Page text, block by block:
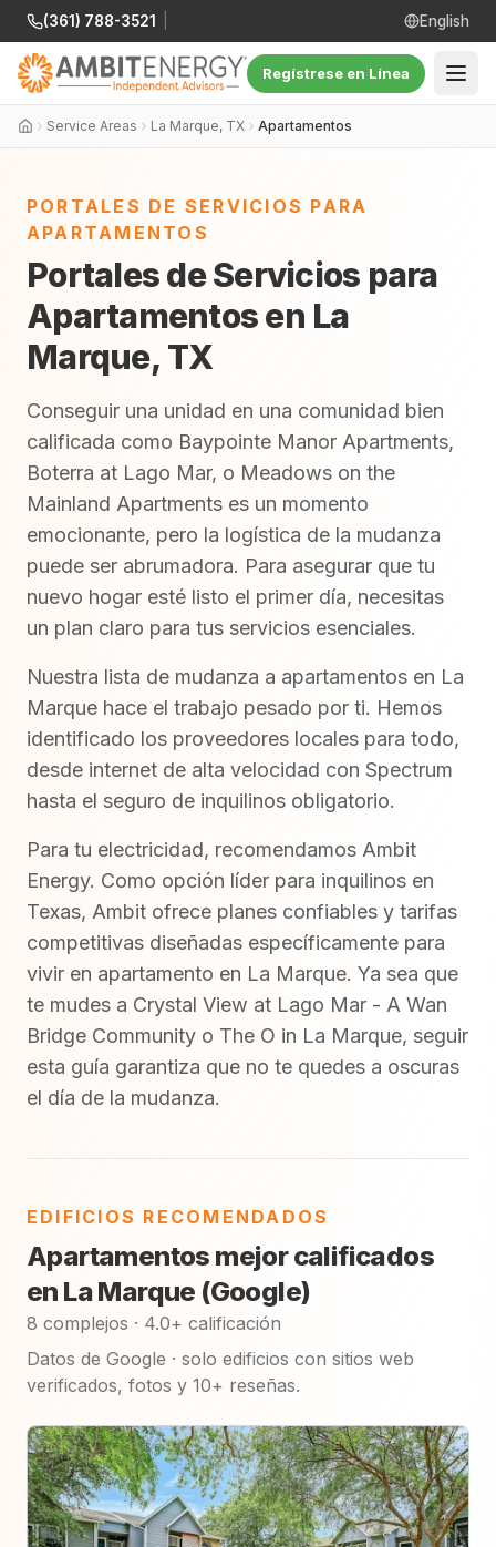
(361) 788-3521 English
Regístrese en Línea
Service Areas La Marque, TX Apartamentos
PORTALES DE SERVICIOS PARA
APARTAMENTOS
Portales de Servicios para
Apartamentos en La
Marque, TX
Conseguir una unidad en una comunidad bien
calificada como Baypointe Manor Apartments,
Boterra at Lago Mar, o Meadows on the
Mainland Apartments es un momento
emocionante, pero la logística de la mudanza
puede ser abrumadora. Para asegurar que tu
nuevo hogar esté listo el primer día, necesitas
un plan claro para tus servicios esenciales.
Nuestra lista de mudanza a apartamentos en La
Marque hace el trabajo pesado por ti. Hemos
identificado los proveedores locales para todo,
desde internet de alta velocidad con Spectrum
hasta el seguro de inquilinos obligatorio.
Para tu electricidad, recomendamos Ambit
Energy. Como opción líder para inquilinos en
Texas, Ambit ofrece planes confiables y tarifas
competitivas diseñadas específicamente para
vivir en apartamento en La Marque. Ya sea que
te mudes a Crystal View at Lago Mar - A Wan
Bridge Community o The O in La Marque, seguir
esta guía garantiza que no te quedes a oscuras
el día de la mudanza.
EDIFICIOS RECOMENDADOS
Apartamentos mejor calificados
en La Marque (Google)
8 complejos · 4.0+ calificación
Datos de Google · solo edificios con sitios web
verificados, fotos y 10+ reseñas.